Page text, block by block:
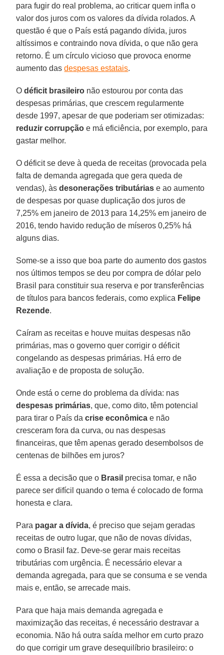
para fugir do real problema, ao criticar quem infla o
valor dos juros com os valores da dívida rolados. A
questão é que o País está pagando dívida, juros
altíssimos e contraindo nova dívida, o que não gera
retorno. É um círculo vicioso que provoca enorme
aumento dasdespesas estatais.
Odéficit brasileiro não estourou por conta das
despesas primárias, que crescem regularmente
desde 1997, apesar de que poderiam ser otimizadas:
reduzir corrupção e má eficiência, por exemplo, para
gastar melhor.
O déficit se deve à queda de receitas (provocada pela
falta de demanda agregada que gera queda de
vendas), àsdesonerações tributárias e ao aumento
de despesas por quase duplicação dos juros de
7,25% em janeiro de 2013 para 14,25% em janeiro de
2016, tendo havido redução de míseros 0,25% há
alguns dias.
Some-se a isso que boa parte do aumento dos gastos
nos últimos tempos se deu por compra de dólar pelo
Brasil para constituir sua reserva e por transferências
de títulos para bancos federais, como explica Felipe
Rezende.
Caíram as receitas e houve muitas despesas não
primárias, mas o governo quer corrigir o déficit
congelando as despesas primárias. Há erro de
avaliação e de proposta de solução.
Onde está o cerne do problema da dívida: nas
despesas primárias, que, como dito, têm potencial
para tirar o País dacrise econômica e não
cresceram fora da curva, ou nas despesas
financeiras, que têm apenas gerado desembolsos de
centenas de bilhões em juros?
É essa a decisão que o Brasil precisa tomar, e não
parece ser difícil quando o tema é colocado de forma
honesta e clara.
Para pagar a dívida, é preciso que sejam geradas
receitas de outro lugar, que não de novas dívidas,
como o Brasil faz. Deve-se gerar mais receitas
tributárias com urgência. É necessário elevar a
demanda agregada, para que se consuma e se venda
mais e, então, se arrecade mais.
Para que haja mais demanda agregada e
maximização das receitas, é necessário destravar a
economia. Não há outra saída melhor em curto prazo
do que corrigir um grave desequilíbrio brasileiro: o